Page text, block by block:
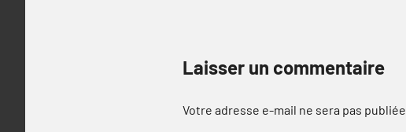
Laisser un commentaire
Votre adresse e-mail ne sera pas publiée.